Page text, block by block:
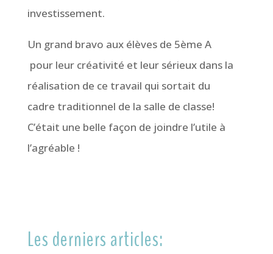
investissement.
Un grand bravo aux élèves de 5ème A
pour leur créativité et leur sérieux dans la
réalisation de ce travail qui sortait du
cadre traditionnel de la salle de classe!
C’était une belle façon de joindre l’utile à
l’agréable !
Les derniers articles: